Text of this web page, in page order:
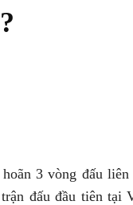
3 vòng đấu
đấu đầu tiên tại